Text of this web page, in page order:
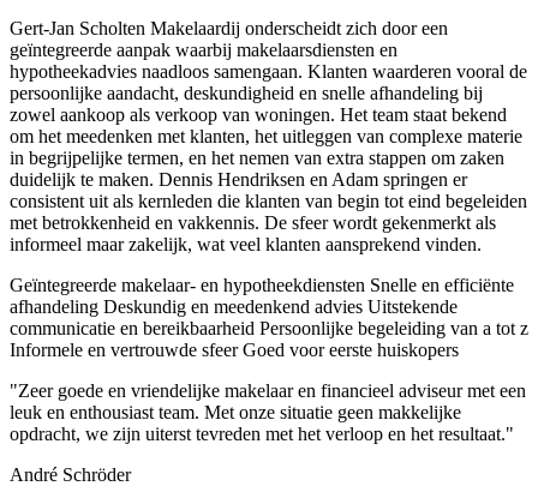
Gert-Jan Scholten Makelaardij onderscheidt zich door een
geïntegreerde aanpak waarbij makelaarsdiensten en
hypotheekadvies naadloos samengaan. Klanten waarderen vooral de
persoonlijke aandacht, deskundigheid en snelle afhandeling bij
zowel aankoop als verkoop van woningen. Het team staat bekend
om het meedenken met klanten, het uitleggen van complexe materie
in begrijpelijke termen, en het nemen van extra stappen om zaken
duidelijk te maken. Dennis Hendriksen en Adam springen er
consistent uit als kernleden die klanten van begin tot eind begeleiden
met betrokkenheid en vakkennis. De sfeer wordt gekenmerkt als
informeel maar zakelijk, wat veel klanten aansprekend vinden.
Geïntegreerde makelaar- en hypotheekdiensten Snelle en efficiënte
afhandeling Deskundig en meedenkend advies Uitstekende
communicatie en bereikbaarheid Persoonlijke begeleiding van a tot z
Informele en vertrouwde sfeerGoed voor eerste huiskopers
"Zeer goede en vriendelijke makelaar en financieel adviseur met een
leuk en enthousiast team. Met onze situatie geen makkelijke
opdracht, we zijn uiterst tevreden met het verloop en het resultaat."
André Schröder